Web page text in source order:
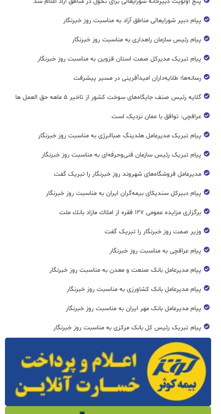
پیام دبیر شورایعالی مناطق آزاد به مناسبت روز خبرنگار
پیام رئیس سازمان راهداری به مناسبت روز خبرنگار
پیام تبریک مدیرکل صمت استان قزوین به مناسبت روز خبرنگار
رسانه‌ها؛ طلایه‌داران امیدآفرینی در مسیر پیشرفت
گلایه رئیس صنف جایگاه‌های سوخت کشور از تاخیر ۵ ماهه حق العمل ها
عراقچی: توافق با عمان نزدیک است
پیام تبریک مدیرعامل هلدینگ صباانرژی به مناسبت روز خبرنگار
پیام تبریک رئیس سازمان فنی‌و‌حرفه‌ای به مناسبت روز خبرنگار
مدیرعامل فروشگاه‌های شهروند روز خبرنگار را تبریک گفت
پیام دبیرکل سندیکای بیمه‌گران ایران به مناسبت روز خبرنگار
برگزاری مزایده عمومی ۱۲۷ فقره از املاك مازاد بانك ملت
وزیر صمت روز خبرنگار را تبریک گفت
پیام عراقچی به مناسبت روز خبرنگار
پیام مدیرعامل بانک صنعت و معدن به مناسبت روز خبرنگار
پیام مدیرعامل بانک کشاورزی به مناسبت روز خبرنگار
پیام مدیرعامل بانک مهر ایران به مناسبت روز خبرنگار
پیام تبریک رئیس کل بانک مرکزی به مناسبت روز خبرنگار